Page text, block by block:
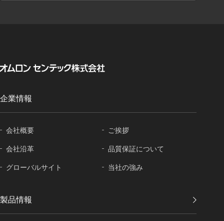
企業情報
会社概要
ご挨拶
会社沿革
品質保証について
グローバルサイト 当社の強み
製品情報